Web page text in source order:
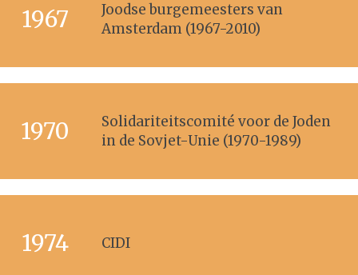
1967
Joodse burgemeesters van
Amsterdam (1967-2010)
1970
Solidariteitscomité voor de Joden
in de Sovjet-Unie (1970-1989)
1974 CIDI